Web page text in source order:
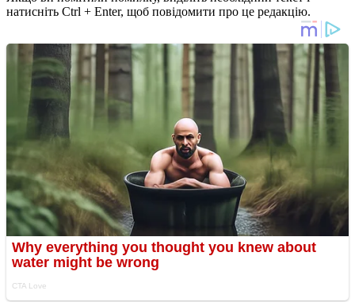
натисніть Ctrl + Enter, щоб повідомити про це редакцію.